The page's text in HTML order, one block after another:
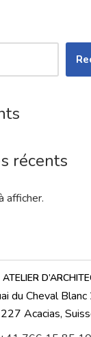
récents
afficher.
du Cheval Blanc
Acacias,